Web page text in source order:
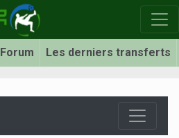
Forum Les derniers transferts